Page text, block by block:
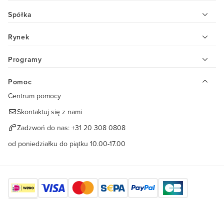
Spółka
Rynek
Programy
Pomoc
Centrum pomocy
Skontaktuj się z nami
Zadzwoń do nas: +31 20 308 0808
od poniedziałku do piątku 10.00-17.00